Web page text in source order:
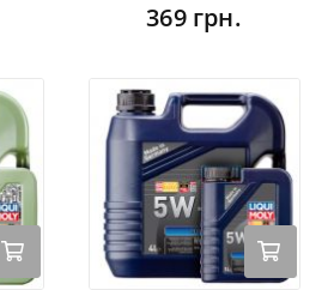
369 грн.